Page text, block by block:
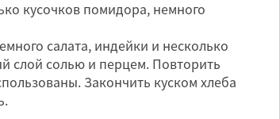
кусочков помидора, немного
салата, индейки и несколько
слой солью и перцем. Повторить
Закончить куском хлеба